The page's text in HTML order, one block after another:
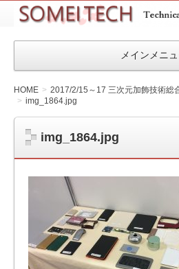
SOMEITEC
メインメニ
HOME
2017/2/15～17 三次元加飾技術総
img_1864.jpg
img_1864.jpg